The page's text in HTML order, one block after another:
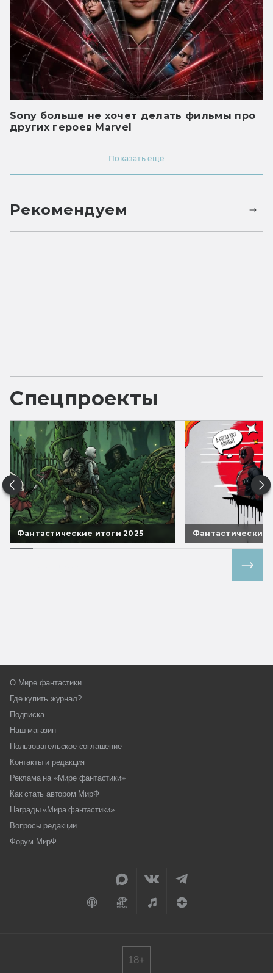
Sony больше не хочет делать фильмы про
других героев Marvel
Показать ещё
Рекомендуем
Спецпроекты
Фантастические итоги 2025 Фантастические
О Мире фантастики
Где купить журнал?
Подписка
Наш магазин
Пользовательское соглашение
Контакты и редакция
Реклама на «Мире фантастики»
Как стать автором МирФ
Награды «Мира фантастики»
Вопросы редакции
Форум МирФ
18+